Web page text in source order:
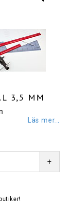
3,5 MM
Läs mer...
+